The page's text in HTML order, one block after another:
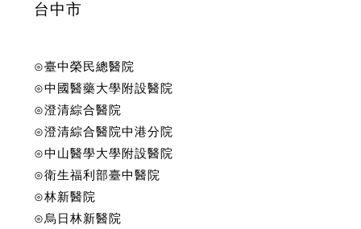
台中市
⊙臺中榮民總醫院
⊙中國醫藥大學附設醫院
⊙澄清綜合醫院
⊙澄清綜合醫院中港分院
⊙中山醫學大學附設醫院
⊙衛生福利部臺中醫院
⊙林新醫院
⊙烏日林新醫院